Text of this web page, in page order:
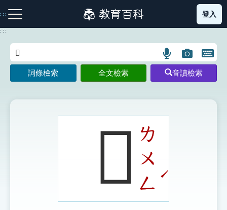
到
主
:::
注音索引圖示 筆畫索引圖示 部首索引表圖示
登入
:::
語
言
搜
示
圖
片
搜
開
鍵
圖
詞條檢索 全文檢索 音讀檢索
𨹿ㄌ
ㄨ
ㄥ
ˊ